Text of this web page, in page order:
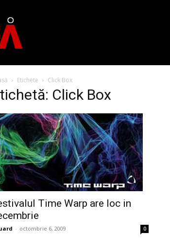
Etichete Click Box
Click Box
Time Warp are loc in
- octombrie 6, 2009 0